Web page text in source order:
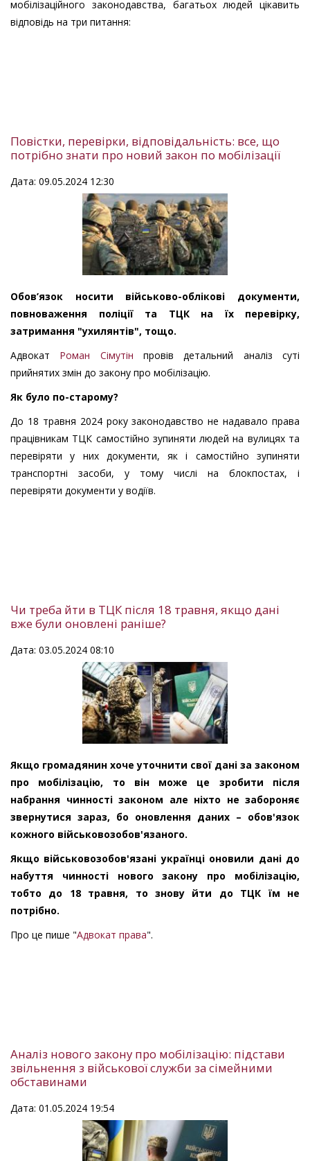
мобілізаційного законодавства, багатьох людей цікавить
відповідь на три питання:
Повістки, перевірки, відповідальність: все, що
потрібно знати про новий закон по мобілізації
Дата: 09.05.2024 12:30
Обов’язок носити військово-облікові документи,
повноваження поліції та ТЦК на їх перевірку,
затримання "ухилянтів", тощо.
Адвокат Роман Сімутін провів детальний аналіз суті
прийнятих змін до закону про мобілізацію.
Як було по-старому?
До 18 травня 2024 року законодавство не надавало права
працівникам ТЦК самостійно зупиняти людей на вулицях та
перевіряти у них документи, як і самостійно зупиняти
транспортні засоби, у тому числі на блокпостах, і
перевіряти документи у водіїв.
Чи треба йти в ТЦК після 18 травня, якщо дані
вже були оновлені раніше?
Дата: 03.05.2024 08:10
Якщо громадянин хоче уточнити свої дані за законом
про мобілізацію, то він може це зробити після
набрання чинності законом але ніхто не забороняє
звернутися зараз, бо оновлення даних – обов'язок
кожного військовозобов'язаного.
Якщо військовозобов'язані українці оновили дані до
набуття чинності нового закону про мобілізацію,
тобто до 18 травня, то знову йти до ТЦК їм не
потрібно.
Про це пише "Адвокат права".
Аналіз нового закону про мобілізацію: підстави
звільнення з військової служби за сімейними
обставинами
Дата: 01.05.2024 19:54